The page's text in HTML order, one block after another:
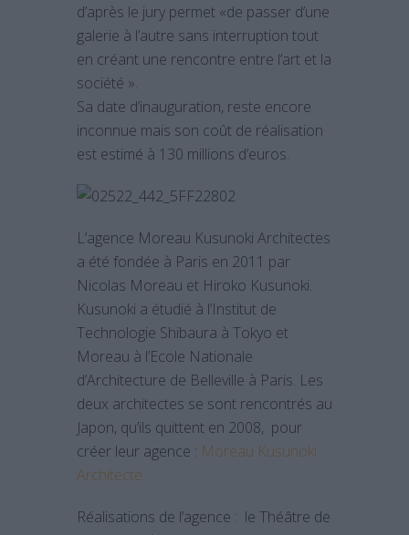
d’après le jury permet «de passer d’une
galerie à l’autre sans interruption tout
en créant une rencontre entre l’art et la
société ».
Sa date d’inauguration, reste encore
inconnue mais son coût de réalisation
est estimé à 130 millions d’euros.
L’agence Moreau Kusunoki Architectes
a été fondée à Paris en 2011 par
Nicolas Moreau et Hiroko Kusunoki.
Kusunoki a étudié à l’Institut de
Technologie Shibaura à Tokyo et
Moreau à l’Ecole Nationale
d’Architecture de Belleville à Paris. Les
deux architectes se sont rencontrés au
Japon, qu’ils quittent en 2008, pour
créer leur agence : Moreau Kusunoki
Architecte.
Réalisations de l’agence : le Théâtre de